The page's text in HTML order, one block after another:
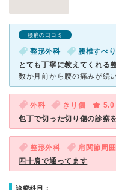
腰痛の口コミ
整形外科 腰椎すべ
とても丁寧に教えてくれる
外科 きり傷
5.0
包丁で切った切り傷の診察
整形外科 肩関節周
四十肩で通ってます
診療科目：